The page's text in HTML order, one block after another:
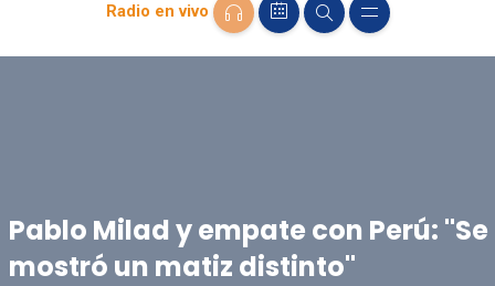
Radio en vivo
Pablo Milad y empate con Perú: "Se
mostró un matiz distinto"